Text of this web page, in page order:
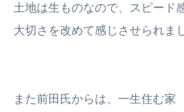
土地は生ものなので、スピード
大切さを改めて感じさせられま
また前田氏からは、一生住む家